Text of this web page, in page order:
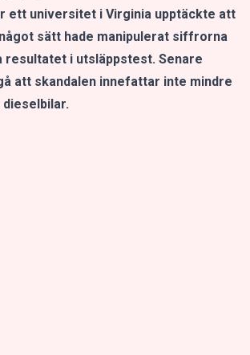
ett universitet i Virginia upptäckte att
sätt hade manipulerat siffrorna
i utsläppstest. Senare
att skandalen innefattar inte mindre